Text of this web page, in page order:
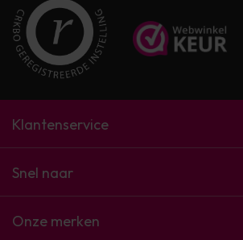
Klantenservice
Snel naar
Onze merken